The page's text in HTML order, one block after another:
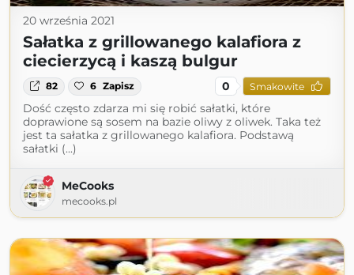
20 września 2021
Sałatka z grillowanego kalafiora z
ciecierzycą i kaszą bulgur
82 6 Zapisz 0 Smakowite
Dość często zdarza mi się robić sałatki, które
doprawione są sosem na bazie oliwy z oliwek. Taka też
jest ta sałatka z grillowanego kalafiora. Podstawą
sałatki (...)
MeCooks
mecooks.pl